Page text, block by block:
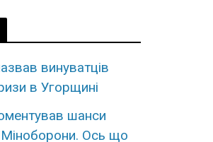
винуватців
в Угорщині
шанси
Оcь що